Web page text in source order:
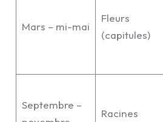
Mars – mi-mai
Fleurs
(capitules)
Septembre –
Racines